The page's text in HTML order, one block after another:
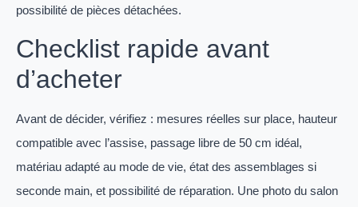
possibilité de pièces détachées.
Checklist rapide avant
d’acheter
Avant de décider, vérifiez : mesures réelles sur place, hauteur
compatible avec l’assise, passage libre de 50 cm idéal,
matériau adapté au mode de vie, état des assemblages si
seconde main, et possibilité de réparation. Une photo du salon